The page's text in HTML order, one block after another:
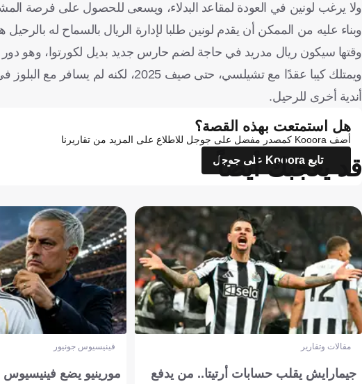
ولا يرغب لونين في العودة لمقاعد البدلاء، ويسعى للحصول على فرصة
وبناء عليه من الممكن أن يقدم لونين طلبا لإدارة الريال بالسماح له
وقتها سيكون ريال مدريد في حاجة لضم حارس جديد بديل لكورتوا، وهو دور لا
ويمتلك كيبا عقدًا مع تشيلسي، حتى صيف
أندية أخرى للرحيل.
هل استمتعت بهذه القصة؟
أضف Kooora كمصدر مفضل على جوجل للاطلاع على المزيد من تقاريرنا
تابع Kooora على جوجل
قد يعجبك أيضاً
مقالات وتقارير
جيمارايش يقلب حسابات أرتيتا.. من يدفع
فينيسيوس جونيور
مورينيو يضع فينيسيوس